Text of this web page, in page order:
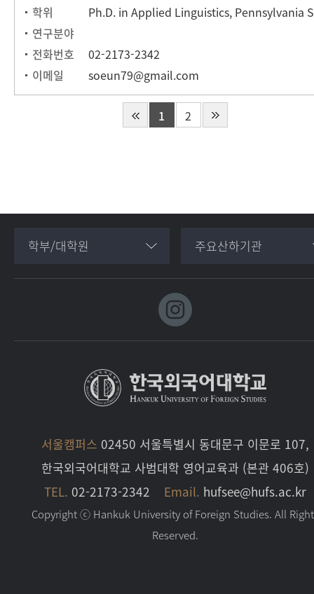
학위
연구분야
전화번호
02-2173-2342
이메일
soeun79@gmail.com
1 2
학부/대학원 주요산하기관
서울캠퍼스 02450 서울특별시 동대문구 이문로 107,
한국외국어대학교 사범대학 영어교육과 (본관 406호)
TEL. 02-2173-2342 Email. hufsee@hufs.ac.kr
Copyright ⓒ Hankuk University of Foreign Studies. All
Reserved.